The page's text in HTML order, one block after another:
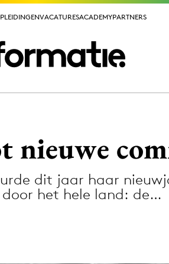
VACATURESACADEMYPARTNERS
VACATURESACADEMYPARTNERS
dit jaar haar
het hele land: de…